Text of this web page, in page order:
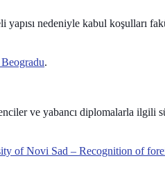
yapısı nedeniyle kabul koşulları
.
ve yabancı diplomalarla ilgili
of Novi Sad – Recognition of